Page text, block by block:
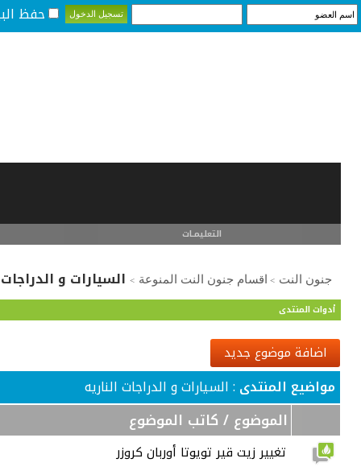
حفظ
التعليمـــات
جنون النت > اقسام جنون النت المنوعة > السيارات و الدراجات
أدوات المنتدى
اضافة موضوع جديد
مواضيع المنتدى : السيارات و الدراجات الناريه
الموضوع / كاتب الموضوع
تغيير زيت قير تويوتا أوربان كروزر